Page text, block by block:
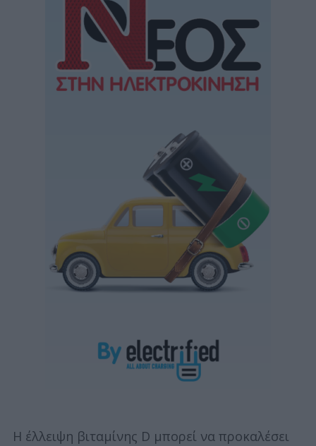
Η έλλειψη βιταμίνης D μπορεί να προκαλέσει